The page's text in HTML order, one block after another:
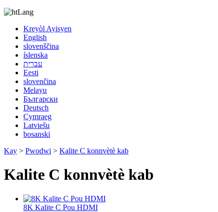
Lang
Kreyòl Ayisyen
English
slovenščina
íslenska
עברית
Eesti
slovenčina
Melayu
Български
Deutsch
Cymraeg
Latviešu
bosanski
Kay > Pwodwi > Kalite C konnvètè kab
Kalite C konnvètè kab
8K Kalite C Pou HDMI